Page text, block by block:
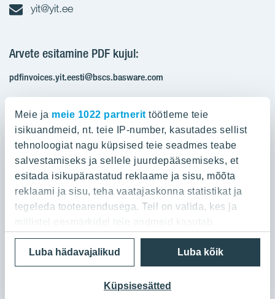
Meie ja meie 1022 partnerit töötleme teie
isikuandmeid, nt. teie IP-number, kasutades sellist
tehnoloogiat nagu küpsised teie seadmes teabe
salvestamiseks ja sellele juurdepääsemiseks, et
esitada isikupärastatud reklaame ja sisu, mõõta
reklaami ja sisu, teha vaatajaskonna statistikat ja
tegeleda tootearendusega. Teil on valida, kes ja
Kui te lubate, sooviksime ka:
mis võib olla mõne meetri täpsusega
Luba kõik
Küpsisesätted
Luba hädavajalikud
yit@yit.ee
Arvete esitamine PDF kujul:
pdfinvoices.yit.eesti@bscs.basware.com
KMKR: EE100210897
Ettevõttest
Ettevõttest
Referentsid
YIT Group
YIT Finland
YIT Latvia